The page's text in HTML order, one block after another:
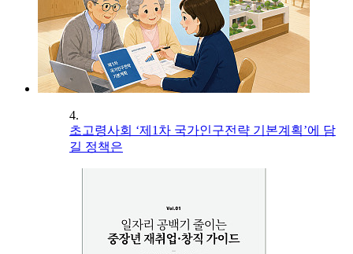
4.
초고령사회 ‘제1차 국가인구전략 기본계획’에 담
길 정책은